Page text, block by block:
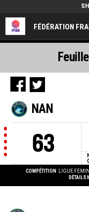
FÉDÉRATION
NAN
63
COMPÉTITION LIGUE
DÉTAILS